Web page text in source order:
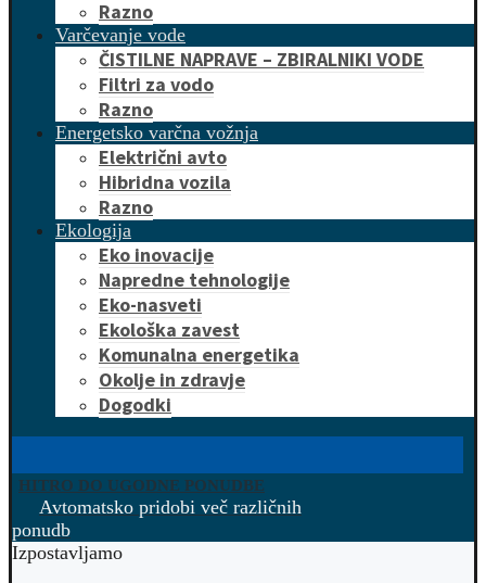
Razno
Varčevanje vode
ČISTILNE NAPRAVE – ZBIRALNIKI VODE
Filtri za vodo
Razno
Energetsko varčna vožnja
Električni avto
Hibridna vozila
Razno
Ekologija
Eko inovacije
Napredne tehnologije
Eko-nasveti
Ekološka zavest
Komunalna energetika
Okolje in zdravje
Dogodki
HITRO DO UGODNE PONUDBE
Avtomatsko pridobi več različnih
ponudb
Izpostavljamo